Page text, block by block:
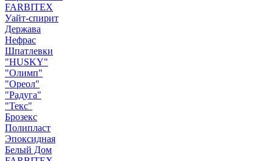
FARBITEX
Уайт-спирит
Держава
Нефрас
Шпатлевки
"HUSKY"
"Олимп"
"Ореол"
"Радуга"
"Текс"
Брозекс
Полипласт
Эпоксидная
Белый Дом